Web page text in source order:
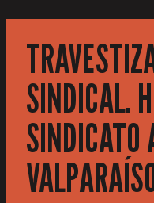
SINDICAL.
SINDICATO